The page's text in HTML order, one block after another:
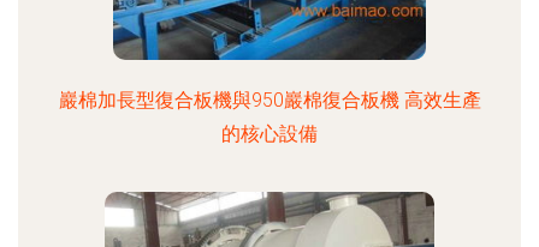
巖棉加長型復合板機與950巖棉復合板機 高效生產
的核心設備